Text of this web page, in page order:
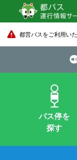
都営バスをご利用い
バス停を
探す